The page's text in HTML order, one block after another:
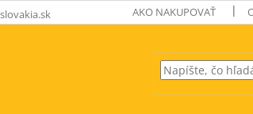
AKO NAKUPOVAŤ